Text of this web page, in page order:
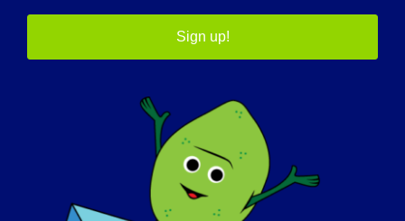
nauczyciele komentowali nam, jak bardzo
są dumni i pod wrażeniem, że robi to w tak
młodym wieku.
Dla nas, jako jego rodziców, mamy nową
motywację i cel: pomóc całej społeczności
LGMD, w tym Jacobowi, uzyskać leczenie,
którego każdy pacjent potrzebuje i na które
zasługuje. Staliśmy się orędownikami, aby
pomóc w podnoszeniu świadomości na
Sign up!